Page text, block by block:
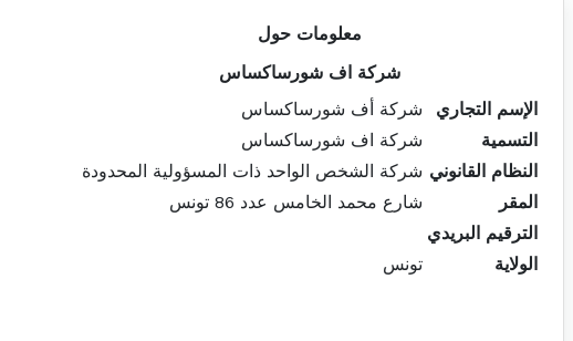
معلومات حول
شركة اف شورساكساس
الإسم التجاري
شركة أف شورساكساس
التسمية
شركة اف شورساكساس
النظام القانوني شركة الشخص الواحد ذات المسؤولية المحدودة
المقر
شارع محمد الخامس عدد 86 تونس
الترقيم البريدي
الولاية
تونس